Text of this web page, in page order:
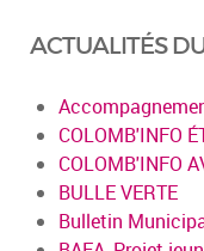
ACTUALITÉS
COLOMB'INFO
COLOMB'INFO
BULLE VERTE
Bulletin